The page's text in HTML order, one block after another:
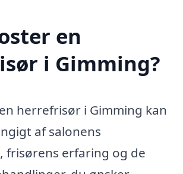
en
i Gimming?
herrefrisør i Gimming kan
af salonens
frisørens erfaring og de